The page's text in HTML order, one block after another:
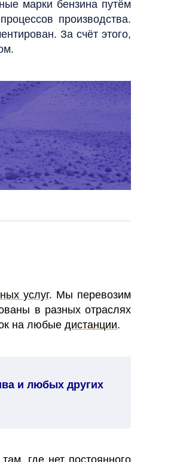
марки бензина путём
производства.
За счёт этого,
услуг. Мы перевозим
в разных отраслях
на любые дистанции.
и любых других
где нет постоянного